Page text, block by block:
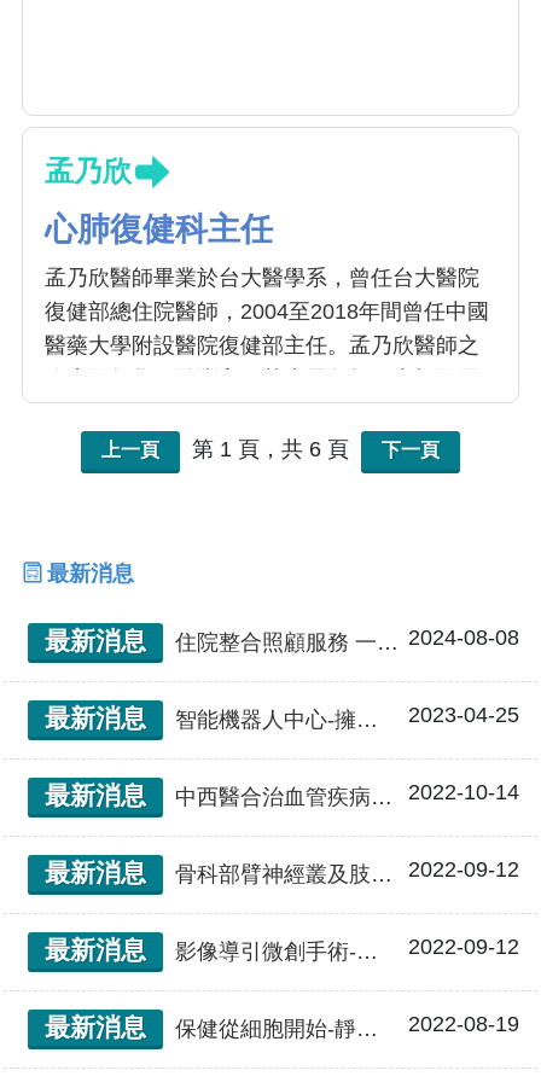
孟乃欣
心肺復健科主任
孟乃欣醫師畢業於台大醫學系，曾任台大醫院
復健部總住院醫師，2004至2018年間曾任中國
醫藥大學附設醫院復健部主任。孟乃欣醫師之
復健、骨骼肌肉超音波檢查、頭頸部癌症復
健、以及吞嚥困難評估（吞嚥攝影）暨治療
上一頁 第 1 頁，共 6 頁 下一頁
最新消息
最新消息 住院整合照顧服務 一對多服務 減輕家屬照護壓力 2024-08-08
最新消息 智能機器人中心-擁有完整、最新外骨骼機器人 2023-04-25
最新消息 中西醫合治血管疾病及修復心肺功能 2022-10-14
最新消息 骨科部臂神經叢及肢體神經損傷重建團隊 2022-09-12
最新消息 影像導引微創手術-難治型疼痛治療新利器 2022-09-12
最新消息 保健從細胞開始-靜脈雷射 2022-08-19